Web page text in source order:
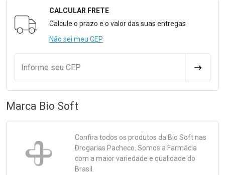
Formulário para Calcular o Frete
CALCULAR FRETE
Calcule o prazo e o valor das suas entregas
Não sei meu CEP
Informe seu CEP
Marca Bio Soft
Confira todos os produtos da Bio Softnas
Drogarias Pacheco. Somos a Farmácia
com a maior variedade e qualidade do
Brasil.